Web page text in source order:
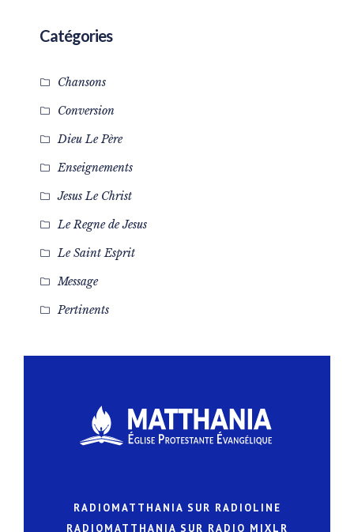
Catégories
Chansons
Conversion
Dieu Le Père
Enseignements
Jesus Le Christ
Le Regne de Jesus
Le Saint Esprit
Message
Pertinents
RADIOMATTHANIA SUR RADIOLINE
RADIOMATTHANIA SUR RADIO MIXLR